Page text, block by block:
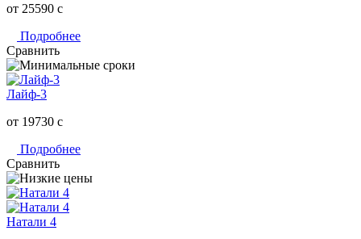
от 25590 c
Подробнее
Сравнить
Лайф-3
от 19730 c
Подробнее
Сравнить
Натали 4